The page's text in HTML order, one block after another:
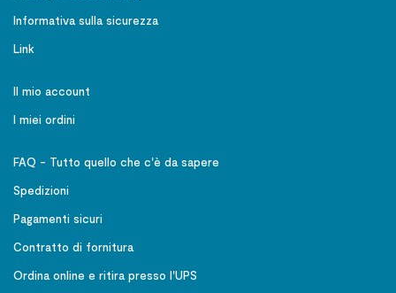
Informativa sulla sicurezza
Link
Il mio account
I miei ordini
FAQ - Tutto quello che c'è da sapere
Spedizioni
Pagamenti sicuri
Contratto di fornitura
Ordina online e ritira presso l'UPS